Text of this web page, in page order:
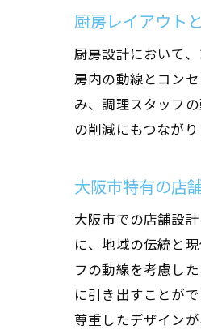
厨房レイアウト
厨房設計において
房内の動線とコン
み、調理スタッフ
の削減にもつながり
大阪市特有の店
大阪市での店舗設
に、地域の伝統と
フの動線を考慮し
に引き出すことが
尊重したデザイン